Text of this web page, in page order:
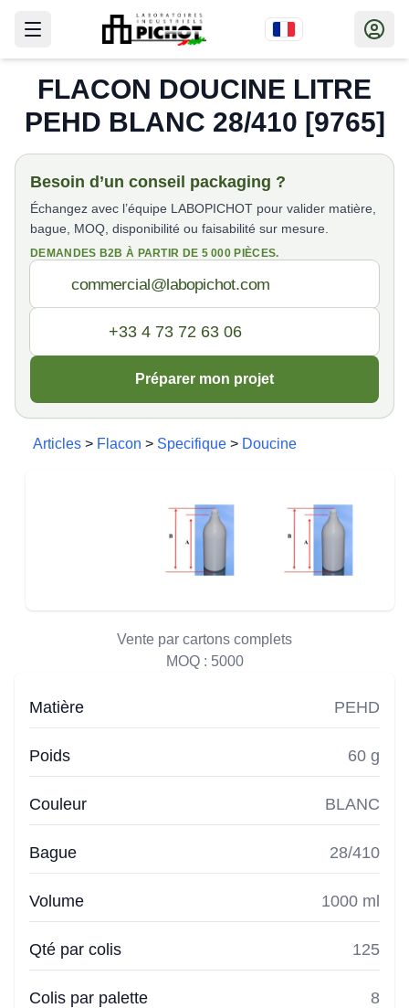
FLACON DOUCINE LITRE
PEHD BLANC 28/410 [9765]
Besoin d’un conseil packaging ?
Échangez avec l’équipe LABOPICHOT pour valider matière,
bague, MOQ, disponibilité ou faisabilité sur mesure.
DEMANDES B2B À PARTIR DE 5 000 PIÈCES.
Préparer mon projet
Articles > Flacon > Specifique > Doucine
Vente par cartons complets
MOQ : 5000
Matière PEHD
Poids 60 g
Couleur BLANC
Bague 28/410
Volume 1000 ml
Qté par colis 125
Colis par palette 8